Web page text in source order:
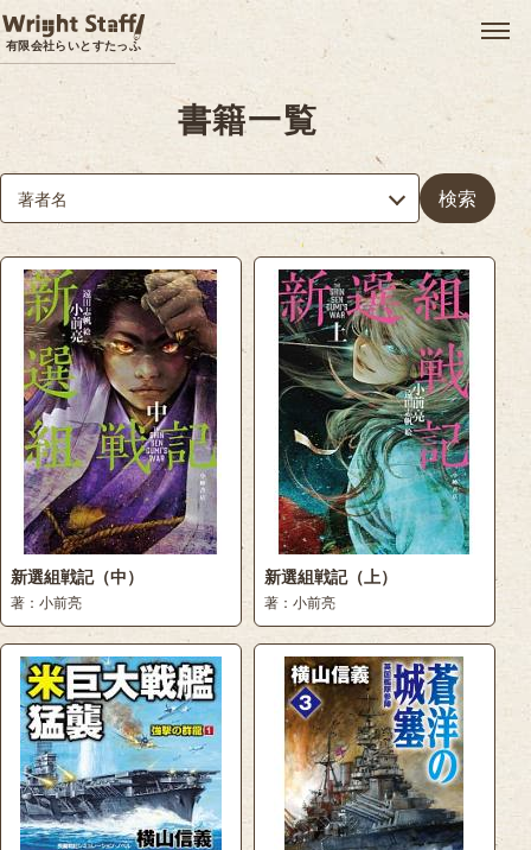
有限会社らいとすたっふ メ
書籍一覧
検索
新選組戦記（中）
著：小前亮
新選組戦記（上）
著：小前亮